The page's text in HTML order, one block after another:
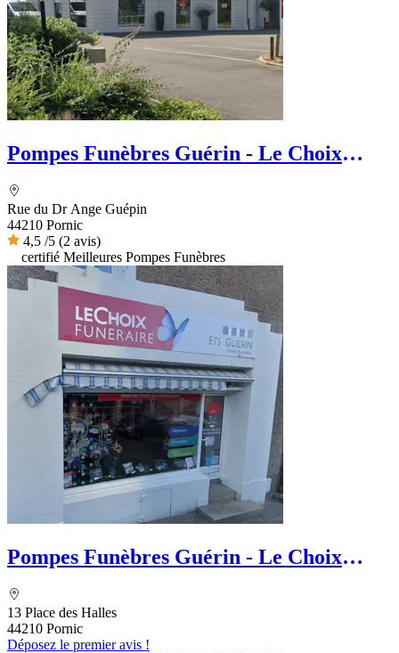
Pompes Funèbres Guérin - Le Choix
Rue du Dr Ange Guépin
44210 Pornic
4,5 /5 (2 avis)
certifié Meilleures Pompes Funèbres
Pompes Funèbres Guérin - Le Choix
13 Place des Halles
44210 Pornic
Déposez le premier avis !